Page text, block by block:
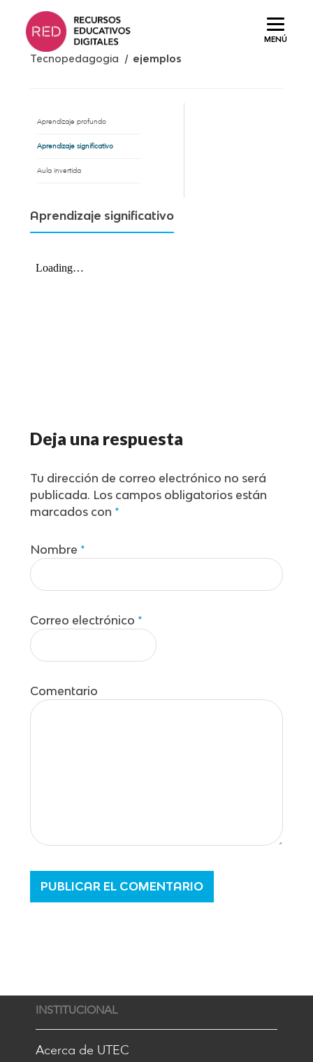
MENÚ
Saltar
contenido.
Tecnopedagogia /ejemplos
Aprendizaje profundo
Aprendizaje significativo
Aula invertida
Aprendizaje significativo
Deja una respuesta
Tu dirección de correo electrónico no será
publicada. Los campos obligatorios están
marcados con *
Nombre *
Correo electrónico *
Comentario
INSTITUCIONAL
Acerca de UTEC